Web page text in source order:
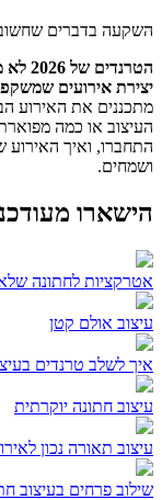
השקעה בדברים
יצירת אירועים
מתכננים את האירוע
העיצוב או כמה
התחברו, ואיך האירוע
ושמחים.
הישארו
אטרקציות לחתונה
עיצוב אולם קטן
איך לשלב טרנדים
עיצוב חתונה יוקרתית
עיצוב תאורה נכון
שילוב פרחים בעיצוב